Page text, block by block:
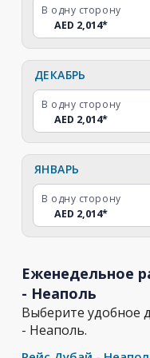
В одну сторону
AED 2,014*
ДЕКАБРЬ
В одну сторону
AED 2,014*
ЯНВАРЬ
В одну сторону
AED 2,014*
Еженедельное
- Неаполь
Выберите удобное
- Неаполь.